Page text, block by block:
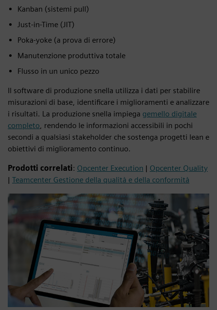
Kanban (sistemi pull)
Just-in-Time (JIT)
Poka-yoke (a prova di errore)
Manutenzione produttiva totale
Flusso in un unico pezzo
Il software di produzione snella utilizza i dati per stabilire
misurazioni di base, identificare i miglioramenti e analizzare
i risultati. La produzione snella impiega gemello digitale
completo, rendendo le informazioni accessibili in pochi
secondi a qualsiasi stakeholder che sostenga progetti lean e
obiettivi di miglioramento continuo.
Prodotti correlati: Opcenter Execution | Opcenter Quality
| Teamcenter Gestione della qualità e della conformità